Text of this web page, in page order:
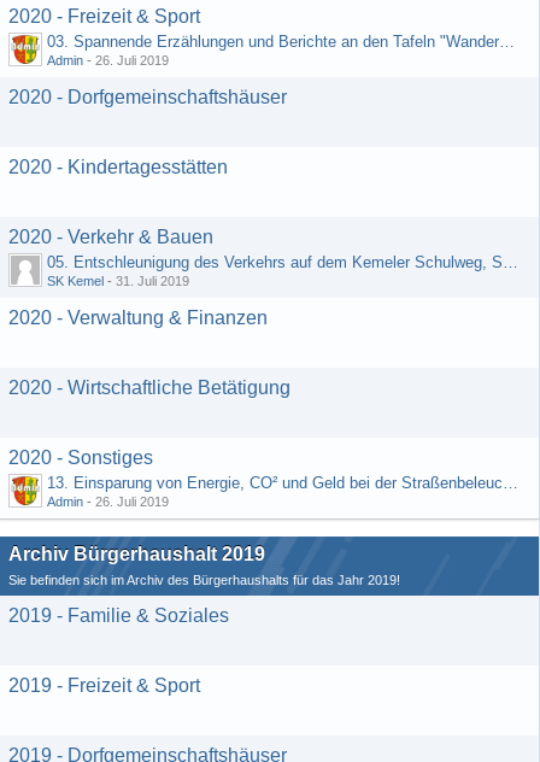
2020 - Freizeit & Sport
03. Spannende Erzählungen und Berichte an den Tafeln "Wandernetz Wisper Trails"
Admin - 26. Juli 2019
2020 - Dorfgemeinschaftshäuser
2020 - Kindertagesstätten
2020 - Verkehr & Bauen
05. Entschleunigung des Verkehrs auf dem Kemeler Schulweg, Straße "Schäfers Resch"
SK Kemel - 31. Juli 2019
2020 - Verwaltung & Finanzen
2020 - Wirtschaftliche Betätigung
2020 - Sonstiges
13. Einsparung von Energie, CO² und Geld bei der Straßenbeleuchtung (Vorschlag von H. Rädiker, Laufenselden)
Admin - 26. Juli 2019
Archiv Bürgerhaushalt 2019
Sie befinden sich im Archiv des Bürgerhaushalts für das Jahr 2019!
2019 - Familie & Soziales
2019 - Freizeit & Sport
2019 - Dorfgemeinschaftshäuser